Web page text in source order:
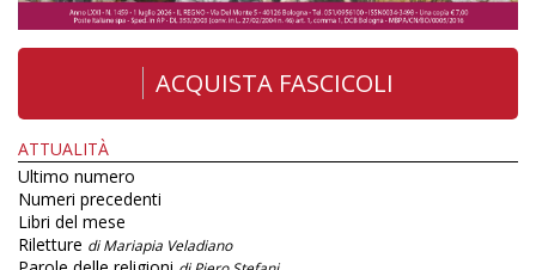
ACQUISTA FASCICOLI
ATTUALITÀ
Ultimo numero
Numeri precedenti
Libri del mese
Riletture di Mariapia Veladiano